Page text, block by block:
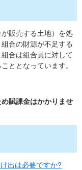
販売する土地）を処
合の財源が不足する
合は組合員に対して
ととなっています。
賦課金はかかりませ
出は必要ですか?